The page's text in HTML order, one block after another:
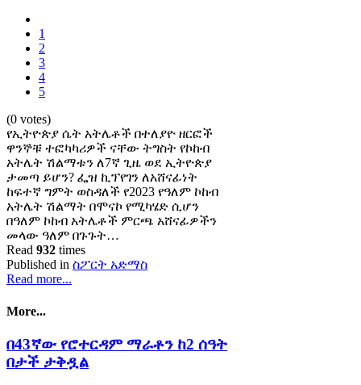
1
2
3
4
5
(0 votes)
የኢትዮጵያ ሴት አትሌቶች በተለያዮ ዘርፎች
ዋንኞቹ ተፎካካሪዎች ናቸው ትግስት የኮከብ
አትሌት ሽልማቱን ለ7ኛ ጊዜ ወደ ኢትዮጵያ
ታመጣ ይሆን? ፌዝ ኪፕየገን ለአሸናፊነት
ከፍተኛ ግምት ወስዳለች የ2023 የዓለም ኮከብ
አትሌት ሽልማት በሞናኮ የሚካሄድ ሲሆን
በዓለም ኮከብ አትሌቶች ምርጫ አሸናፊዎችን
መላው ዓለም በጉጉት…
Read 932 times
Published in ስፖርት አድማስ
Read more...
More...
በ43ኛው የሮተርዳም ማራቶን ከ2 ሰዓት
በታች ታቅዷል